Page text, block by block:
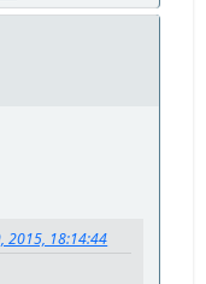
2015, 18:14:44